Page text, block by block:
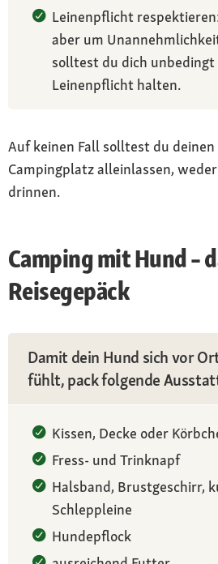
Leinenpflicht
aber um
solltest du dich unbedingt
Leinenpflicht halten.
Auf keinen Fall solltest du
Campingplatz alleinlassen,
drinnen.
Camping mit Hund –
Reisegepäck
Damit dein Hund sich vor
fühlt, pack folgende
Kissen, Decke oder
Fress- und Trinknapf
Halsband, Brustgeschirr,
Schleppleine
Hundepflock